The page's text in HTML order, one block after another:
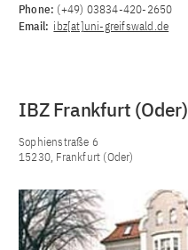
Phone: (+49) 03834-420-2650
Email: ibz[at]uni-greifswald.de
IBZ Frankfurt (Oder)
Sophienstraße 6
15230, Frankfurt (Oder)